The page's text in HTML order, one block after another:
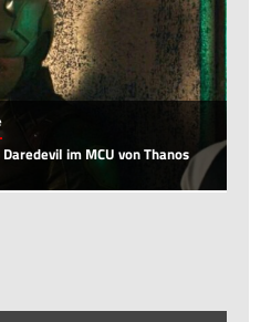
im MCU von Thanos